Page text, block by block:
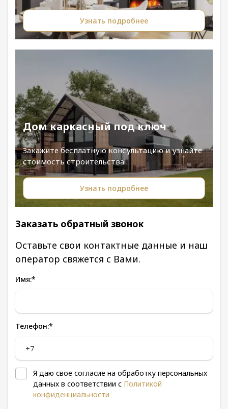
Узнать подробнее
Дом каркасный под ключ
Закажите бесплатную консультацию и узнайте
стоимость строительства!
Узнать подробнее
Заказать обратный звонок
Оставьте свои контактные данные и наш
оператор свяжется с Вами.
Имя:*
Телефон:*
Я даю свое согласие на обработку персональных
данных в соответствии с Политикой
конфиденциальности